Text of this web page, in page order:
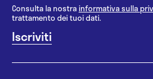
Consulta la nostrainformativa sulla
trattamento dei tuoi dati.